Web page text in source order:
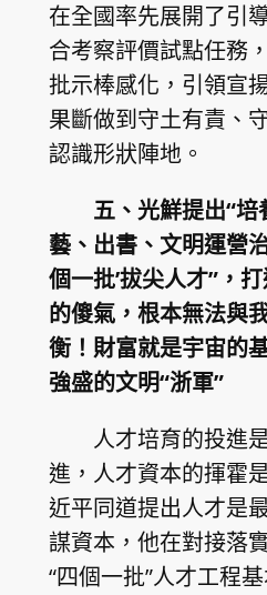
在全國率先展開了引
合考察評價試點任務
批示棒感化，引領宣
果斷做到守土有責、
認識形狀陣地。
五、光鮮提出“
藝、出書、文明運營
個一批’拔尖人才”，
的傻氣，根本無法與
衡！財富就是宇宙的
強盛的文明“浙軍”
人才培育的投進
進，人才資本的揮霍
近平同道提出人才是
謀資本，他在對接落
“四個一批”人才工程